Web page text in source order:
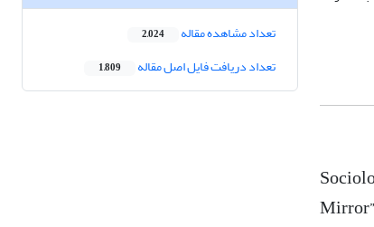
تعداد مشاهده مقاله 2,024
تعداد دریافت فایل اصل مقاله 1,809